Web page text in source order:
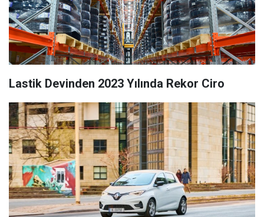
Lastik Devinden 2023 Yılında Rekor Ciro